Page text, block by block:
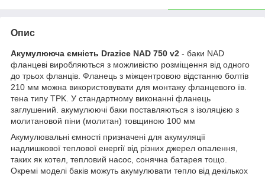
Опис
Акумулююча ємність Drazice NAD 750 v2 - баки NAD
фланцеві виробляються з можливістю розміщення від одного
до трьох фланців. Фланець з міжцентровою відстанню болтів
210 мм можна використовувати для монтажу фланцевого їв.
тена типу TPK. У стандартному виконанні фланець
заглушений. акумулюючі баки поставляються з ізоляцією з
молитановой піни (молитан) товщиною 100 мм
Акумулювальні ємності призначені для акумуляції
надлишкової теплової енергії від різних джерел опалення,
таких як котел, тепловий насос, сонячна батарея тощо.
Окремі моделі баків можуть акумулювати тепло від декількох